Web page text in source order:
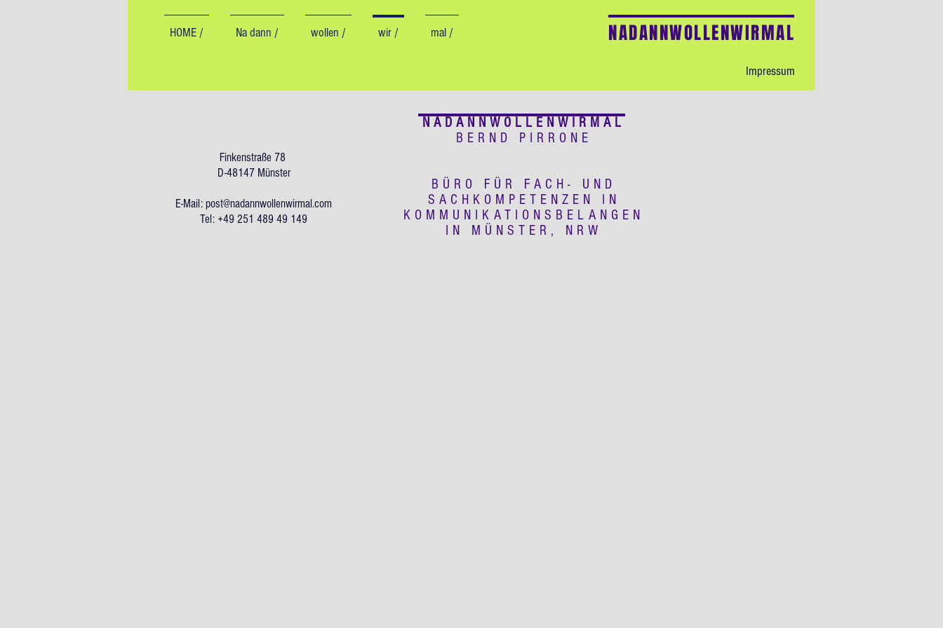
HOME / Na dann / wollen / wir / mal / NADANNWOLLENWIRMAL
Impressum
Finkenstraße 78
D-48147 Münster
E-Mail: post@nadannwollenwirmal.com
Tel: +49 251 489 49 149
NADANNWOLLENWIRMAL
BERND PIRRONE
BÜRO FÜR FACH- UND
SACHKOMPETENZEN IN
KOMMUNIKATIONSBELANGEN
IN MÜNSTER, NRW